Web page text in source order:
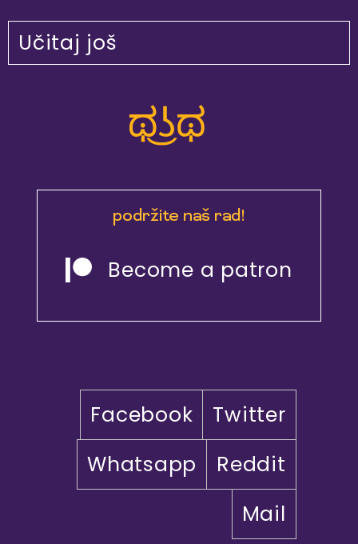
Učitaj još
podržite naš rad!
Become a patron
Facebook
Twitter
Whatsapp
Reddit
Mail